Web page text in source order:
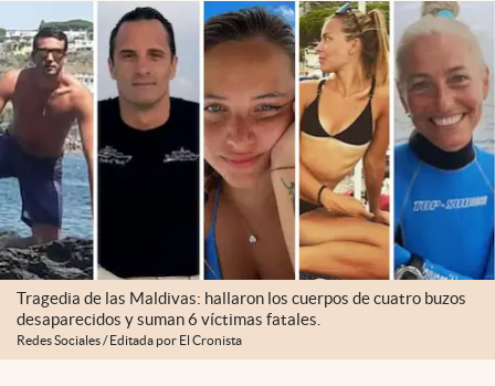
Infotechnology
Clase
Clima
Mundial 2026
Eventos Corporativos
El Cronista Studio
Mediakit
abre en nueva pestaña
Argentina
Tragedia de las Maldivas: hallaron los cuerpos de cuatro buzos
desaparecidos y suman 6 víctimas fatales.
Redes Sociales / Editada por El Cronista